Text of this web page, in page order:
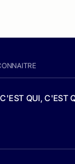
QUI, C'EST